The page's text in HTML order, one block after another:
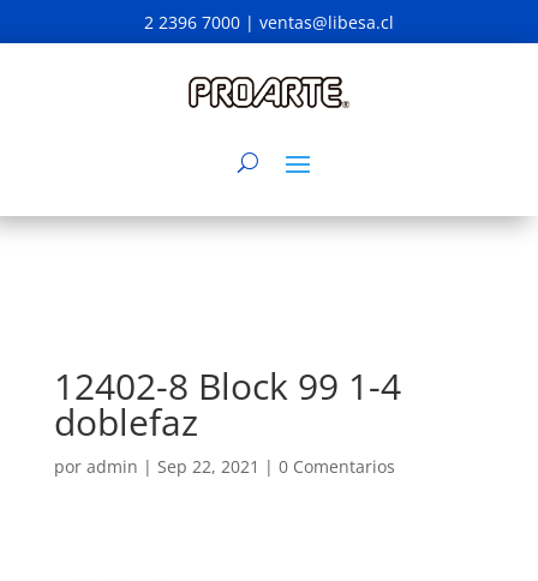
2 2396 7000 | ventas@libesa.cl
12402-8 Block 99 1-4
doblefaz
por admin | Sep 22, 2021 | 0 Comentarios